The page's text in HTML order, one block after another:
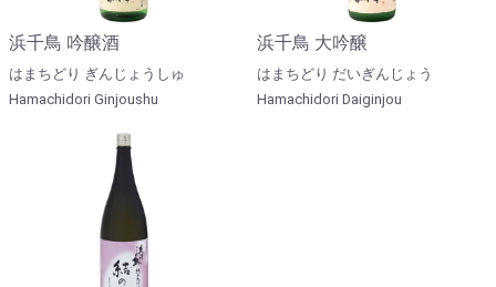
浜千鳥 吟醸酒
はまちどり ぎんじょうしゅ
Hamachidori Ginjoushu
浜千鳥 大吟醸
はまちどり だいぎんじょう
Hamachidori Daiginjou